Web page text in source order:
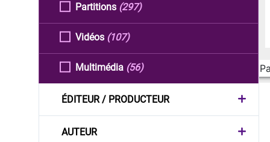
Partitions (297)
Vidéos (107)
Multimédia (56)
ÉDITEUR / PRODUCTEUR
AUTEUR